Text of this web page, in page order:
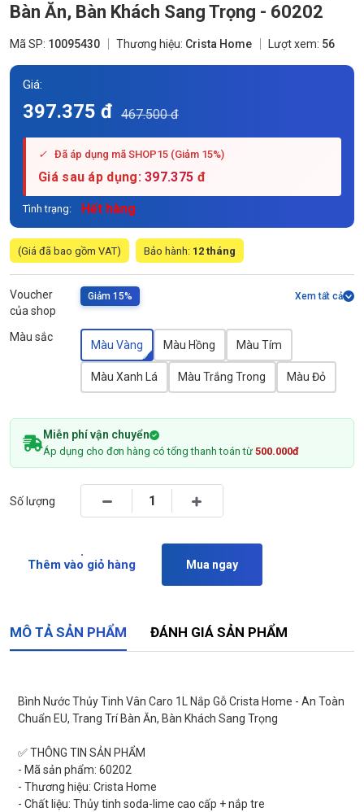
Bàn Ăn, Bàn Khách Sang Trọng - 60202
Mã SP: 10095430 Thương hiệu: Crista Home Lượt xem: 56
Giá:
397.375 đ 467.500 đ
✓ Đã áp dụng mã SHOP15 (Giảm 15%)
Giá sau áp dụng:397.375 đ
Tình trạng: Hết hàng
(Giá đã bao gồm VAT) Bảo hành: 12 tháng
Voucher
của shop
Giảm 15% Xem tất cả
Màu sắc
Màu Vàng Màu Hồng Màu Tím
Màu Xanh Lá Màu Trắng Trong Màu Đỏ
Miễn phí vận chuyển
Áp dụng cho đơn hàng có tổng thanh toán từ 500.000đ
Số lượng
Thêm vào giỏ hàng Mua ngay
MÔ TẢ SẢN PHẨM ĐÁNH GIÁ SẢN PHẨM
Bình Nước Thủy Tinh Vân Caro 1L Nắp Gỗ Crista Home - An Toàn
Chuẩn EU, Trang Trí Bàn Ăn, Bàn Khách Sang Trọng
✅ THÔNG TIN SẢN PHẨM
- Mã sản phẩm: 60202
- Thương hiệu: Crista Home
- Chất liệu: Thủy tinh soda-lime cao cấp + nắp tre